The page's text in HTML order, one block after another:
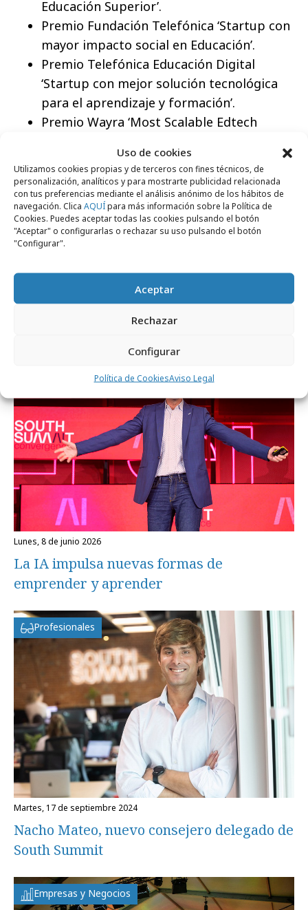
Uso de cookies
Utilizamos cookies propias y de terceros con fines técnicos, de
personalización, analíticos y para mostrarte publicidad relacionada
con tus preferencias mediante el análisis anónimo de los hábitos de
navegación. Clica AQUÍpara más información sobre la Política de
Cookies. Puedes aceptar todas las cookies pulsando el botón
"Aceptar" o configurarlas o rechazar su uso pulsando el botón
"Configurar".
Aceptar
Rechazar
Configurar
Política de CookiesAviso Legal
Educación Superior’.
Premio Fundación Telefónica ‘Startup con
mayor impacto social en Educación’.
Premio Telefónica Educación Digital
‘Startup con mejor solución tecnológica
para el aprendizaje y formación’.
Premio Wayra ‘Most Scalable Edtech
Comparte
Noticias Relacionadas
lunes, 8 de junio 2026
La IA impulsa nuevas formas de
emprender y aprender
Profesionales
martes, 17 de septiembre 2024
Nacho Mateo, nuevo consejero delegado de
South Summit
Empresas y Negocios